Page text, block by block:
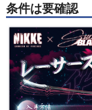
条件は要確認